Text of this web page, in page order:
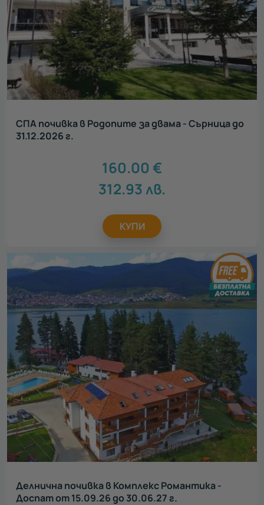
СПА почивка в Родопите за двама - Сърница до
31.12.2026 г.
160.00 €
312.93лв.
КУПИ
Делнична почивка в Комплекс Романтика -
Доспат от 15.09.26 до 30.06.27 г.